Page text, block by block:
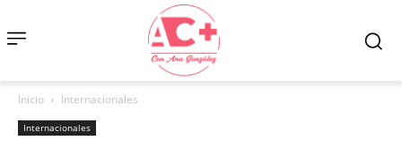
Inicio Internacionales
Internacionales